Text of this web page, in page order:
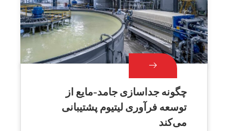
چگونه جداسازی جامد-مایع از
توسعه فرآوری لیتیوم پشتیبانی
می‌کند